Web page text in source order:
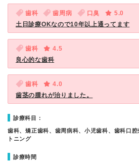
歯科 歯周病 口臭
5.0
土日診療OKなので10年以上通ってます
歯科
4.5
良心的な歯科
歯科
4.0
歯茎の腫れが治りました。
診療科目：
歯科、矯正歯科、歯周病科、小児歯科、歯科口
トニング
診療時間